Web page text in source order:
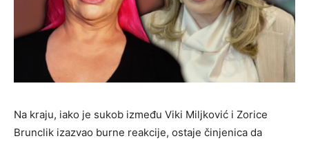
Na kraju, iako je sukob između Viki Miljković i Zorice
Brunclik izazvao burne reakcije, ostaje činjenica da